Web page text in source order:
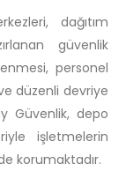
dağıtım
güvenlik
personel
düzenli devriye
Güvenlik, depo
işletmelerin
korumaktadır.